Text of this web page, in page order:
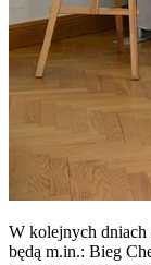
W kolejnych dniach
będą m.in.: Bieg